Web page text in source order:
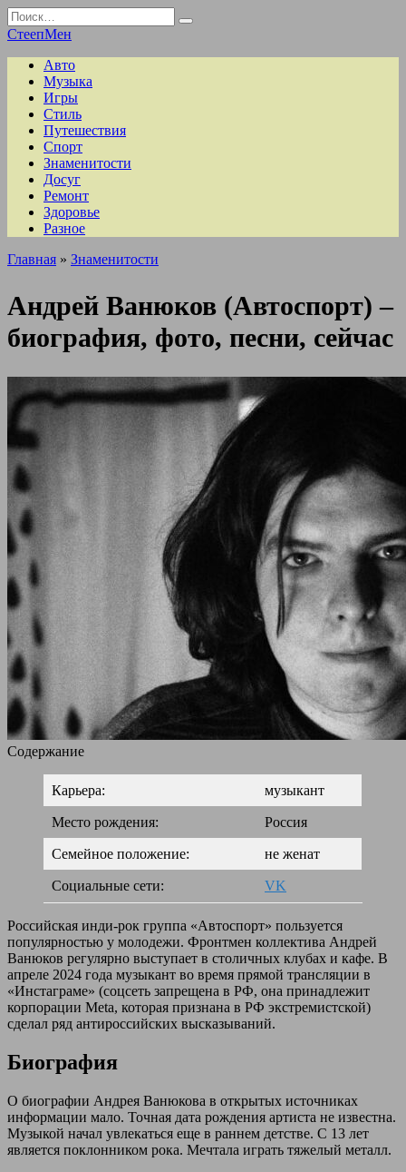
Перейти
к
Search
for:
СтеепМен
Авто
Музыка
Игры
Стиль
Путешествия
Спорт
Знаменитости
Досуг
Ремонт
Здоровье
Разное
Главная » Знаменитости
Андрей Ванюков (Автоспорт) –
биография, фото, песни, сейчас
Содержание
Карьера: музыкант
Место рождения: Россия
Семейное положение: не женат
Социальные сети: VK
Российская инди-рок группа «Автоспорт» пользуется
популярностью у молодежи. Фронтмен коллектива Андрей
Ванюков регулярно выступает в столичных клубах и кафе. В
апреле 2024 года музыкант во время прямой трансляции в
«Инстаграме» (соцсеть запрещена в РФ, она принадлежит
корпорации Meta, которая признана в РФ экстремистской)
сделал ряд антироссийских высказываний.
Биография
О биографии Андрея Ванюкова в открытых источниках
информации мало. Точная дата рождения артиста не известна.
Музыкой начал увлекаться еще в раннем детстве. С 13 лет
является поклонником рока. Мечтала играть тяжелый металл.